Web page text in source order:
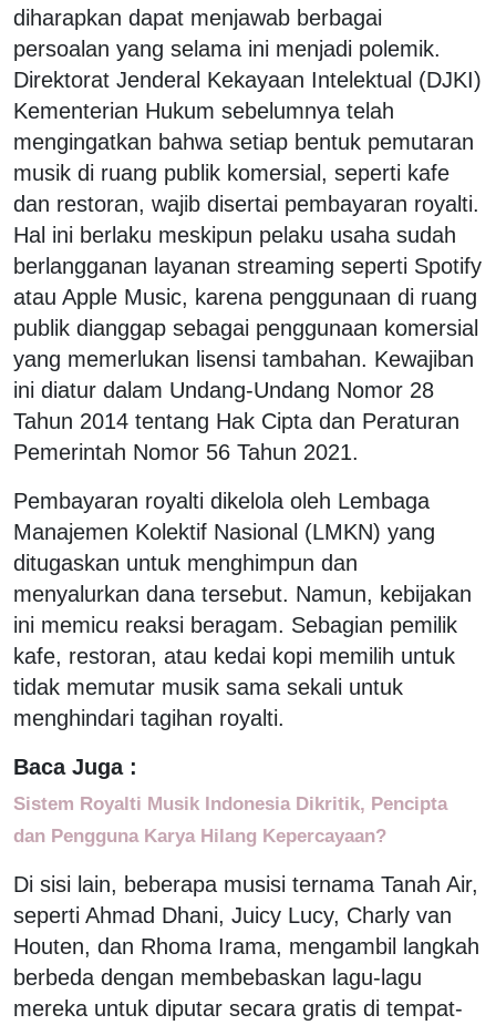
diharapkan dapat menjawab berbagai
persoalan yang selama ini menjadi polemik.
Direktorat Jenderal Kekayaan Intelektual (DJKI)
Kementerian Hukum sebelumnya telah
mengingatkan bahwa setiap bentuk pemutaran
musik di ruang publik komersial, seperti kafe
dan restoran, wajib disertai pembayaran royalti.
Hal ini berlaku meskipun pelaku usaha sudah
berlangganan layanan streaming seperti Spotify
atau Apple Music, karena penggunaan di ruang
publik dianggap sebagai penggunaan komersial
yang memerlukan lisensi tambahan. Kewajiban
ini diatur dalam Undang-Undang Nomor 28
Tahun 2014 tentang Hak Cipta dan Peraturan
Pemerintah Nomor 56 Tahun 2021.
Pembayaran royalti dikelola oleh Lembaga
Manajemen Kolektif Nasional (LMKN) yang
ditugaskan untuk menghimpun dan
menyalurkan dana tersebut. Namun, kebijakan
ini memicu reaksi beragam. Sebagian pemilik
kafe, restoran, atau kedai kopi memilih untuk
tidak memutar musik sama sekali untuk
menghindari tagihan royalti.
Baca Juga :
Sistem Royalti Musik Indonesia Dikritik, Pencipta
dan Pengguna Karya Hilang Kepercayaan?
Di sisi lain, beberapa musisi ternama Tanah Air,
seperti Ahmad Dhani, Juicy Lucy, Charly van
Houten, dan Rhoma Irama, mengambil langkah
berbeda dengan membebaskan lagu-lagu
mereka untuk diputar secara gratis di tempat-